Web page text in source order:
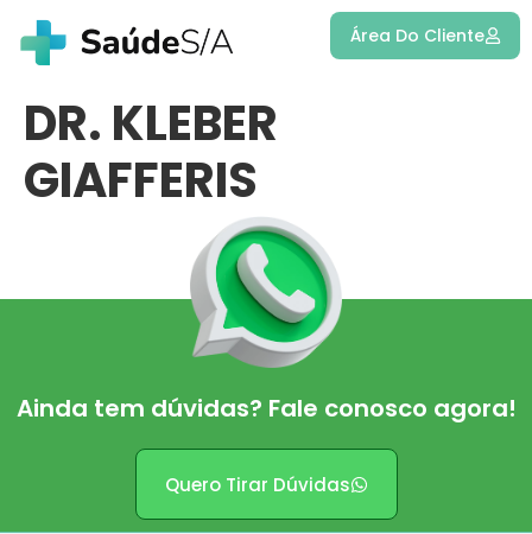
Área Do Cliente
DR. KLEBER
GIAFFERIS
Ainda tem dúvidas? Fale conosco agora!
Quero Tirar Dúvidas